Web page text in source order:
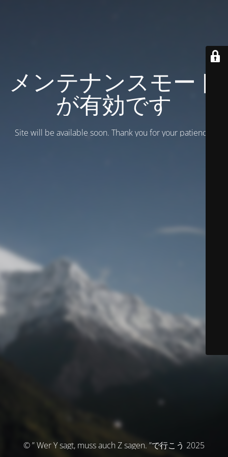
メンテナンスモード
が有効です
Site will be available soon. Thank you for your patience!
© ” Wer Y sagt, muss auch Z sagen. ”で行こう 2025